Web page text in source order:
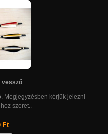
vessző
Megjegyzésben kérjük jelezni
szeret..
Ft